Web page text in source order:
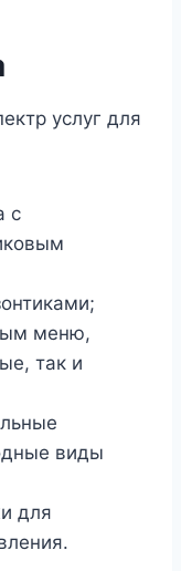
услуг для
с
меню,
так и
виды
для